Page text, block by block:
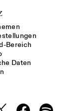
Bereich
Daten